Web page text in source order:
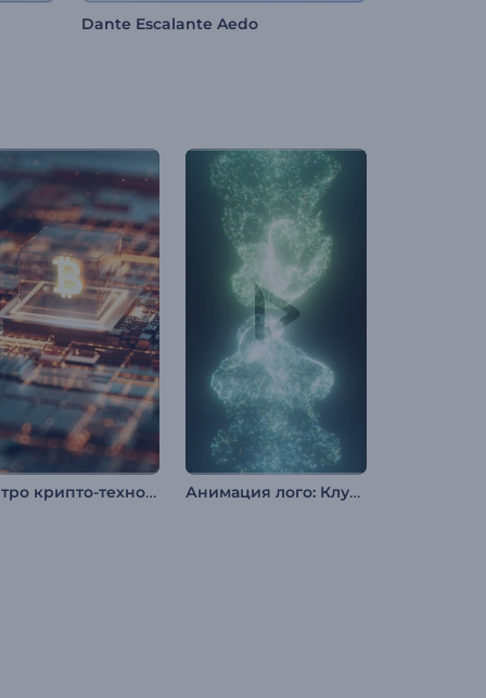
Dante Escalante Aedo
Интро крипто-технологий Анимация лого: Клубы звездной пыли